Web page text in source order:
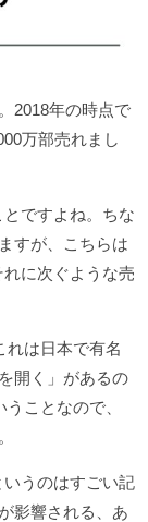
2018年の時点で
万部売れまし
ですよね。ちな
すが、こちらは
に次ぐような売
れは日本で有名
開く」があるの
ことなので、
うのはすごい記
影響される、あ